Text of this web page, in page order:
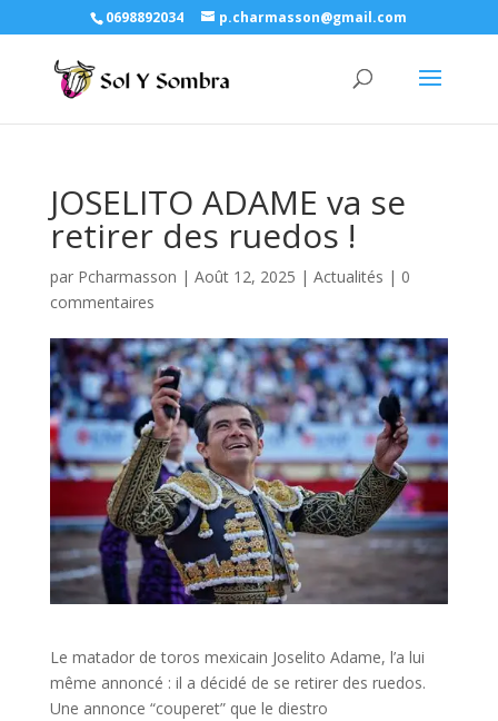
0698892034 p.charmasson@gmail.com
JOSELITO ADAME va se
retirer des ruedos !
par Pcharmasson | Août 12, 2025 | Actualités | 0
commentaires
Le matador de toros mexicain Joselito Adame, l’a lui
même annoncé : il a décidé de se retirer des ruedos.
Une annonce “couperet” que le diestro